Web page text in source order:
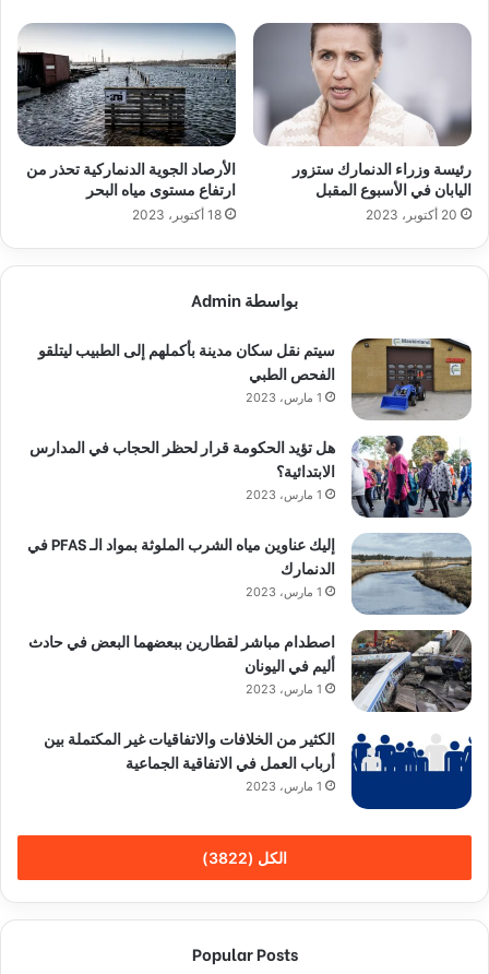
رئيسة وزراء الدنمارك ستزور
اليابان في الأسبوع المقبل
20 أكتوبر، 2023
الأرصاد الجوية الدنماركية تحذر من
ارتفاع مستوى مياه البحر
18 أكتوبر، 2023
بواسطة Admin
سيتم نقل سكان مدينة بأكملهم إلى الطبيب ليتلقو
الفحص الطبي
1 مارس، 2023
هل تؤيد الحكومة قرار لحظر الحجاب في المدارس
الابتدائية؟
1 مارس، 2023
إليك عناوين مياه الشرب الملوثة بمواد الـ PFAS في
الدنمارك
1 مارس، 2023
اصطدام مباشر لقطارين ببعضهما البعض في حادث
أليم في اليونان
1 مارس، 2023
الكثير من الخلافات والاتفاقيات غير المكتملة بين
أرباب العمل في الاتفاقية الجماعية
1 مارس، 2023
الكل (3822)
Popular Posts